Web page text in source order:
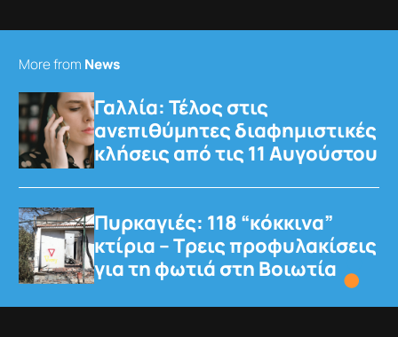
καταχωρίσουν τον αριθμό τους στην
αρμόδια κρατική υπηρεσία, ωστόσο
οργανώσεις καταναλωτών υποστήριζαν, ότι
ορισμένα τηλεφωνικά κέντρα αγνοούσαν τη
σχετική λίστα.
Τα πρόστιμα ανά κλήση θα ανέρχονται σε
Είδηση